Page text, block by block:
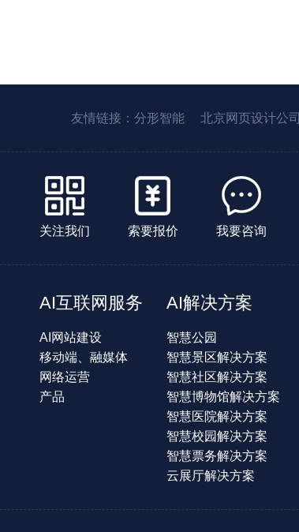
友情链接： 分形智能 北京网页设计公司
关注我们 索要报价 我要咨询
AI互联网服务
AI网站建设
移动端、融媒体
网络运营
产品
AI解决方案
智慧公园
智慧景区解决方案
智慧社区解决方案
智慧博物馆解决方案
智慧医院解决方案
智慧校园解决方案
智慧票务解决方案
云展厅解决方案